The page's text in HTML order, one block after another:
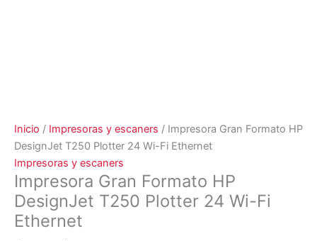
Inicio / Impresoras y escaners / Impresora Gran Formato HP
DesignJet T250 Plotter 24 Wi-Fi Ethernet
Impresoras y escaners
Impresora Gran Formato HP
DesignJet T250 Plotter 24 Wi-Fi
Ethernet